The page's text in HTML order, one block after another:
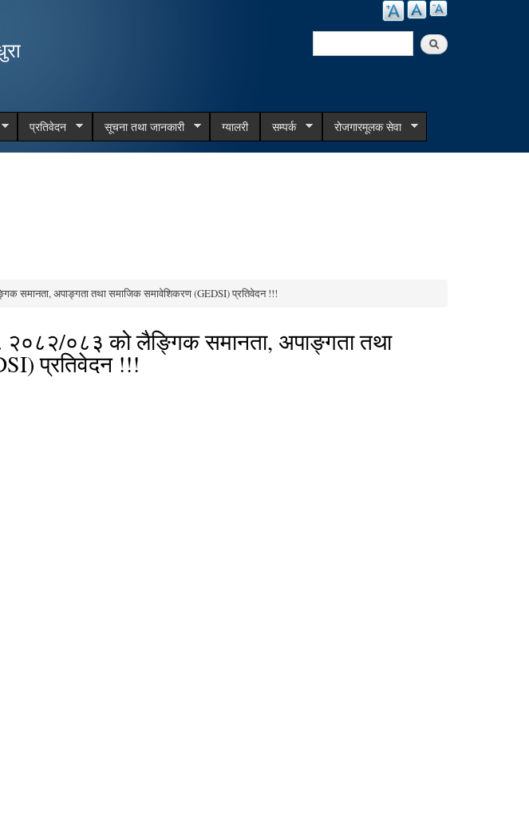
Search
प्रतिवेदन सूचना तथा जानकारी ग्यालरी सम्पर्क रोजगारमूलक सेवा
समानता, अपाङ्गता तथा समाजिक समावेशिकरण (GEDSI) प्रतिवेदन !!!
०८३ को लैङ्गिक समानता, अपाङ्गता तथा
प्रतिवेदन !!!